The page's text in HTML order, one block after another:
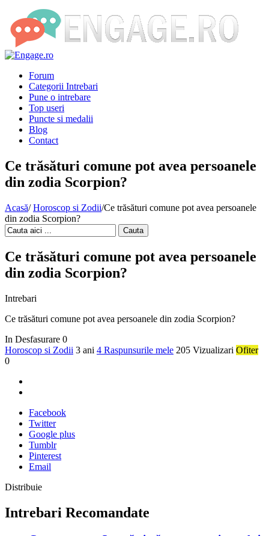
Forum
Categorii Intrebari
Pune o intrebare
Top useri
Puncte si medalii
Blog
Contact
Ce trăsături comune pot avea persoanele
din zodia Scorpion?
Acasă/ Horoscop si Zodii/Ce trăsături comune pot avea persoanele
din zodia Scorpion?
Cauta
Ce trăsături comune pot avea persoanele
din zodia Scorpion?
Intrebari
Ce trăsături comune pot avea persoanele din zodia Scorpion?
In Desfasurare 0
Horoscop si Zodii 3 ani 4 Raspunsurile mele 205 Vizualizari Ofiter
0
Facebook
Twitter
Google plus
Tumblr
Pinterest
Email
Distribuie
Intrebari Recomandate